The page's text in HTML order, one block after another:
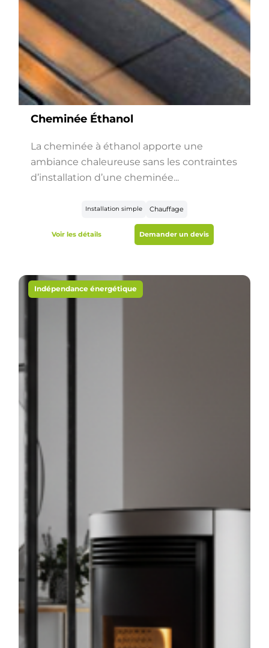
Cheminée Éthanol
La cheminée à éthanol apporte une
ambiance chaleureuse sans les contraintes
d’installation d’une cheminée...
Installation simple Chauffage
Voir les détails Demander un devis
Indépendance énergétique